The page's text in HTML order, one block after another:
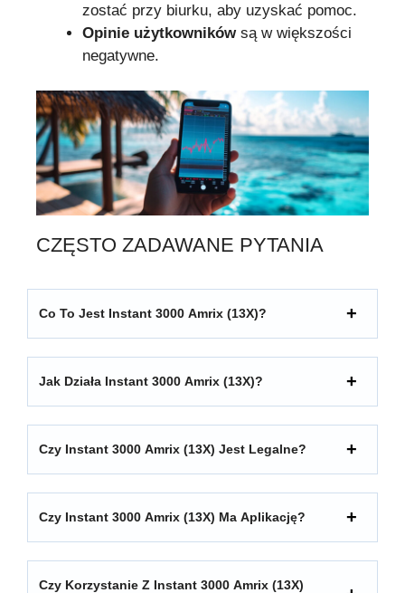
zostać przy biurku, aby uzyskać pomoc.
Opinie użytkownikówsą w większości
negatywne.
CZĘSTO ZADAWANE PYTANIA
Co To Jest Instant 3000 Amrix (13X)?
Jak Działa Instant 3000 Amrix (13X)?
Czy Instant 3000 Amrix (13X) Jest Legalne?
Czy Instant 3000 Amrix (13X) Ma Aplikację?
Czy Korzystanie Z Instant 3000 Amrix (13X)